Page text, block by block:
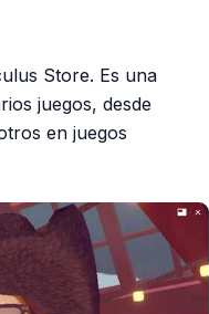
Store. Es una
juegos, desde
en juegos